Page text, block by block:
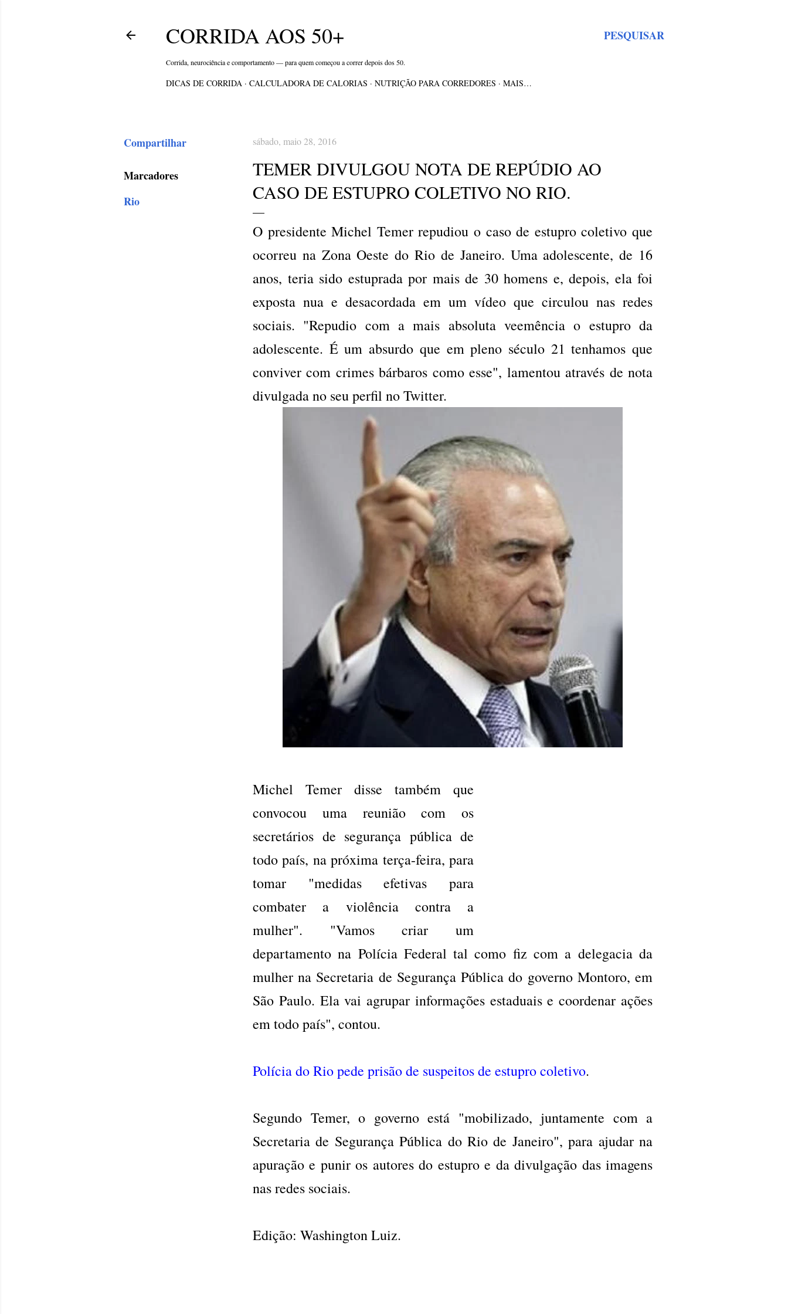
PESQUISAR
CORRIDA AOS 50+
Corrida, neurociência e comportamento — para quem começou a correr depois dos 50.
DICAS DE CORRIDA CALCULADORA DE CALORIAS NUTRIÇÃO PARA CORREDORES MAIS…
Compartilhar
Marcadores
Rio
sábado, maio 28, 2016
TEMER DIVULGOU NOTA DE REPÚDIO AO
CASO DE ESTUPRO COLETIVO NO RIO.
O presidente Michel Temer repudiou o caso de estupro coletivo que
ocorreu na Zona Oeste do Rio de Janeiro. Uma adolescente, de 16
anos, teria sido estuprada por mais de 30 homens e, depois, ela foi
exposta nua e desacordada em um vídeo que circulou nas redes
sociais. "Repudio com a mais absoluta veemência o estupro da
adolescente. É um absurdo que em pleno século 21 tenhamos que
conviver com crimes bárbaros como esse", lamentou através de nota
divulgada no seu perfil no Twitter.
Michel Temer disse também que
convocou uma reunião com os
secretários de segurança pública de
todo país, na próxima terça-feira, para
tomar "medidas efetivas para
combater a violência contra a
mulher". "Vamos criar um
departamento na Polícia Federal tal como fiz com a delegacia da
mulher na Secretaria de Segurança Pública do governo Montoro, em
São Paulo. Ela vai agrupar informações estaduais e coordenar ações
em todo país", contou.
Polícia do Rio pede prisão de suspeitos de estupro coletivo.
Segundo Temer, o governo está "mobilizado, juntamente com a
Secretaria de Segurança Pública do Rio de Janeiro", para ajudar na
apuração e punir os autores do estupro e da divulgação das imagens
nas redes sociais.
Edição: Washington Luiz.